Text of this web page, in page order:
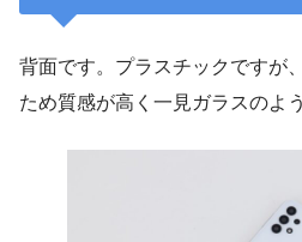
背面です。プラスチックですが
ため質感が高く一見ガラスのよ